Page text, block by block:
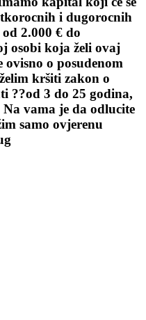
i dugorocnih
2.000 € do
osobi koja želi ovaj
o posudenom
kršiti zakon o
??od 3 do 25 godina,
vama je da odlucite
samo ovjerenu